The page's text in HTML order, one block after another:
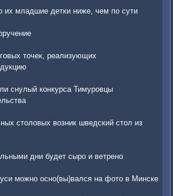
их младшие детки ниже, чем по сути
точек, реализующих
снулый конкурса Тимуровцы
столовых возник шведский стол из
дни будет сыро и ветрено
можно осно(вы)вался на фото в Минске